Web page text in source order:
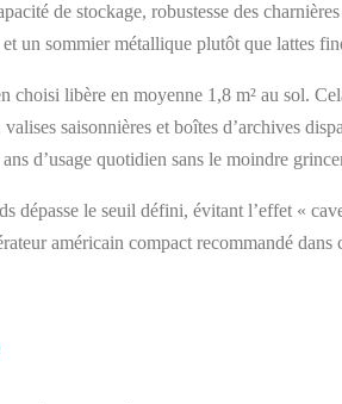
de stockage, robustesse des
un sommier métallique plutôt que lattes
libère en moyenne 1,8 m² au sol.
saisonnières et boîtes d’archives
d’usage quotidien sans le moindre
dépasse le seuil défini, évitant l’effet «
américain compact recommandé dans